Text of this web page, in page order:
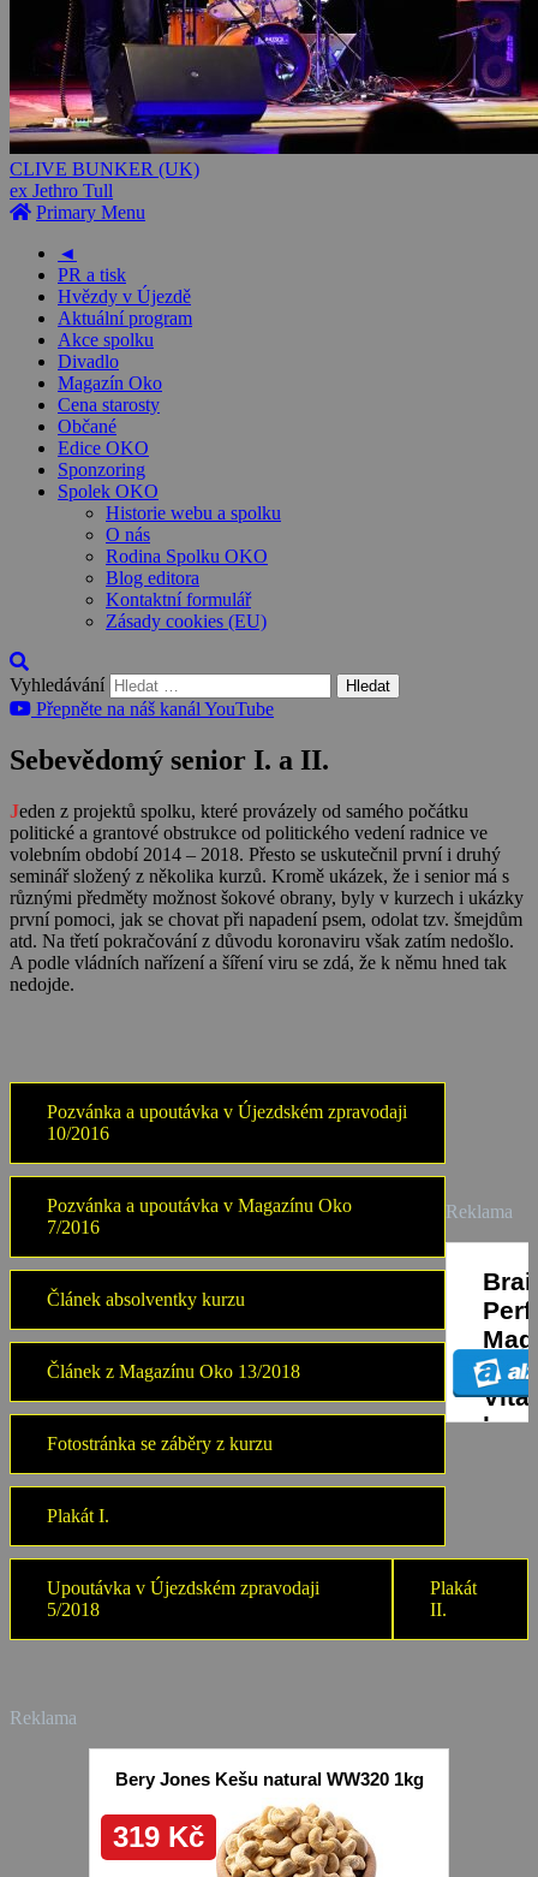
CLIVE BUNKER (UK)
ex Jethro Tull
Primary Menu
◄
PR a tisk
Hvězdy v Újezdě
Aktuální program
Akce spolku
Divadlo
Magazín Oko
Cena starosty
Občané
Edice OKO
Sponzoring
Spolek OKO
Historie webu a spolku
O nás
Rodina Spolku OKO
Blog editora
Kontaktní formulář
Zásady cookies (EU)
Vyhledávání
Přepněte na náš kanál YouTube
Sebevědomý senior I. a II.
Jeden z projektů spolku, které provázely od samého počátku
politické a grantové obstrukce od politického vedení radnice ve
volebním období 2014 – 2018. Přesto se uskutečnil první i druhý
seminář složený z několika kurzů. Kromě ukázek, že i senior má s
různými předměty možnost šokové obrany, byly v kurzech i ukázky
první pomoci, jak se chovat při napadení psem, odolat tzv. šmejdům
atd. Na třetí pokračování z důvodu koronaviru však zatím nedošlo.
A podle vládních nařízení a šíření viru se zdá, že k němu hned tak
nedojde.
Pozvánka a upoutávka v Újezdském zpravodaji
10/2016
Pozvánka a upoutávka v Magazínu Oko
7/2016
Článek absolventky kurzu
Článek z Magazínu Oko 13/2018
Fotostránka se záběry z kurzu
Plakát I.
Reklama
Upoutávka v Újezdském zpravodaji
5/2018
Plakát
II.
Reklama